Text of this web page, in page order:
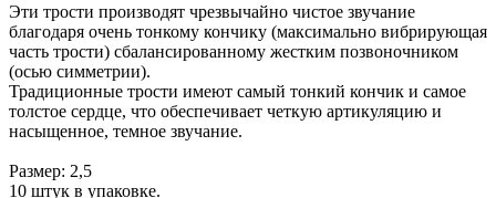
Эти трости производят чрезвычайно чистое звучание
благодаря очень тонкому кончику (максимально вибрирующая
часть трости) сбалансированному жестким позвоночником
(осью симметрии).
Традиционные трости имеют самый тонкий кончик и самое
толстое сердце, что обеспечивает четкую артикуляцию и
насыщенное, темное звучание.
Размер: 2,5
10 штук в упаковке.